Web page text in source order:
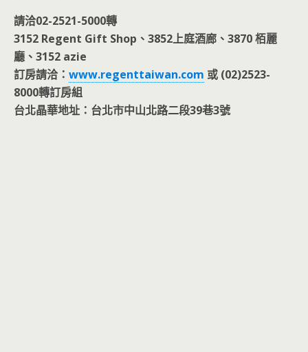
請洽02-2521-5000轉
3152 Regent Gift Shop、3852上庭酒廊、3870 栢麗
廳、3152 azie
訂房請洽： www.regenttaiwan.com 或 (02)2523-
8000轉訂房組
台北晶華地址：台北市中山北路二段39巷3號